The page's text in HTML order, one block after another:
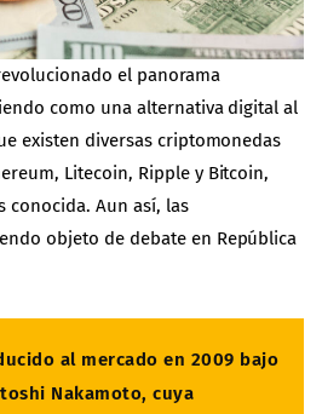
el panorama
como una alternativa digital al
existen diversas criptomonedas
Litecoin, Ripple y Bitcoin,
conocida. Aun así, las
objeto de debate en República
al mercado en 2009 bajo
Nakamoto, cuya